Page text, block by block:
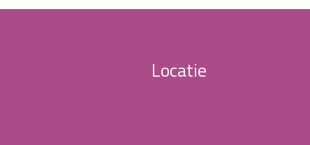
Locatie